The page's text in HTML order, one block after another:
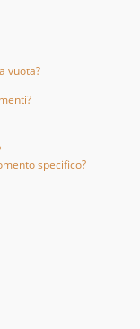
vuota?
specifico?